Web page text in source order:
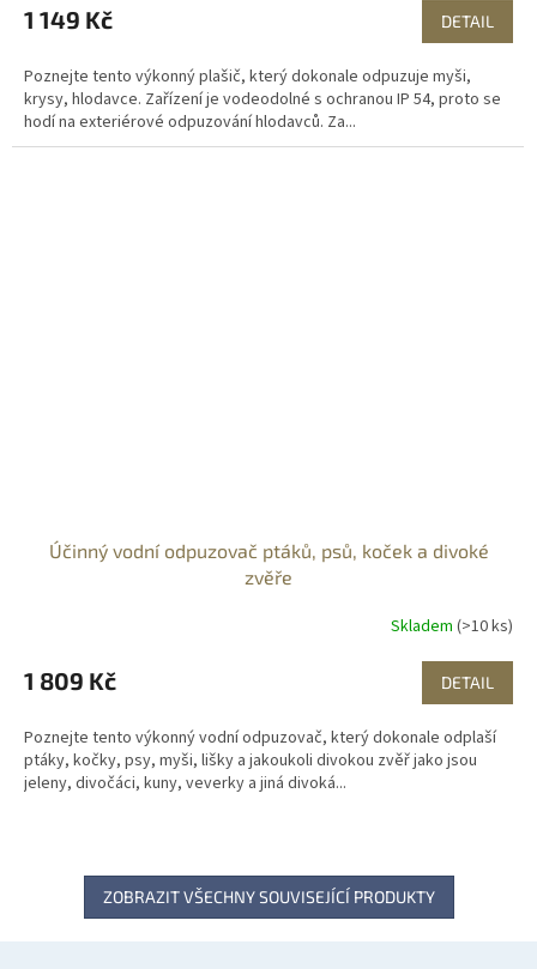
1 149 Kč DETAIL
Poznejte tento výkonný plašič, který dokonale odpuzuje myši,
krysy, hlodavce. Zařízení je vodeodolné s ochranou IP 54, proto se
hodí na exteriérové odpuzování hlodavců. Za...
Účinný vodní odpuzovač ptáků, psů, koček a divoké
zvěře
Skladem (>10 ks)
1 809 Kč DETAIL
Poznejte tento výkonný vodní odpuzovač, který dokonale odplaší
ptáky, kočky, psy, myši, lišky a jakoukoli divokou zvěř jako jsou
jeleny, divočáci, kuny, veverky a jiná divoká...
ZOBRAZIT VŠECHNY SOUVISEJÍCÍ PRODUKTY